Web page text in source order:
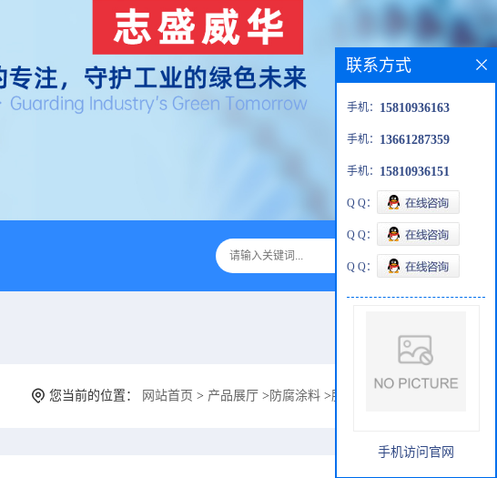
您当前的位置： 网站首页 > 产品展厅 > 防腐涂料 >脱硫烟道烟囱耐冲蚀防腐涂
联系方式
手机： 15810936163
手机： 13661287359
手机： 15810936151
Q Q：
Q Q：
Q Q：
手机访问官网